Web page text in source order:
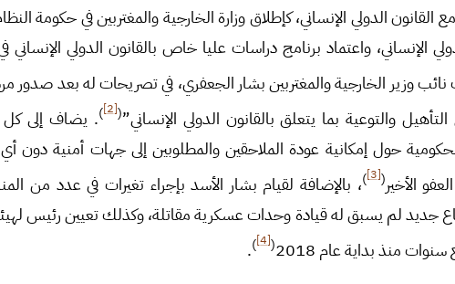
القانون الدولي الإنساني، كإطلاق وزارة الخارجية والمغتربين في حكومة
الإنساني، واعتماد برنامج دراسات عليا خاص بالقانون الدولي
نائب وزير الخارجية والمغتربين بشار الجعفري، في تصريحات له بعد صدور
والتوعية بما يتعلق بالقانون الدولي الإنساني”(
[2]
). يضاف إلى
حول إمكانية عودة الملاحقين والمطلوبين إلى جهات أمنية دون
الأخير(
[3]
)، بالإضافة لقيام بشار الأسد بإجراء تغيرات في عدد من
جديد لم يسبق له قيادة وحدات عسكرية مقاتلة، وكذلك تعيين رئيس لهيئة
منذ بداية عام 2018
(
[4]
)
.